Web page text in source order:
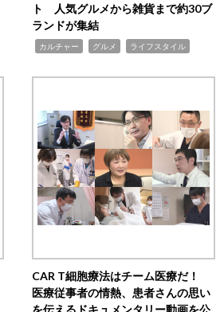
ト 人気グルメから雑貨まで約30ブ
ランドが集結
カルチャー グルメ ライフスタイル
CAR T細胞療法はチーム医療だ！
医療従事者の情熱、患者さんの思い
を伝えるドキュメンタリー動画を公